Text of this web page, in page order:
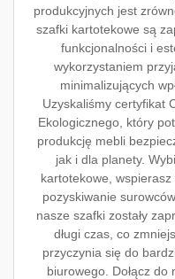
produkcyjnych jest
szafki kartotekowe są
funkcjonalności i
wykorzystaniem
minimalizujących
Uzyskaliśmy certyfikat
Ekologicznego, który
produkcję mebli
jak i dla planety.
kartotekowe,
pozyskiwanie
nasze szafki zostały
długi czas, co
przyczynia się do
biurowego. Dołącz